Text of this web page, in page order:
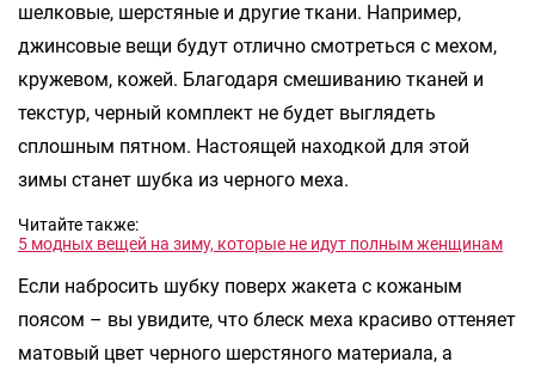
шелковые, шерстяные и другие ткани. Например,
джинсовые вещи будут отлично смотреться с мехом,
кружевом, кожей. Благодаря смешиванию тканей и
текстур, черный комплект не будет выглядеть
сплошным пятном. Настоящей находкой для этой
зимы станет шубка из черного меха.
Читайте также:
5 модных вещей на зиму, которые не идут полным женщинам
Если набросить шубку поверх жакета с кожаным
поясом – вы увидите, что блеск меха красиво оттеняет
матовый цвет черного шерстяного материала, а